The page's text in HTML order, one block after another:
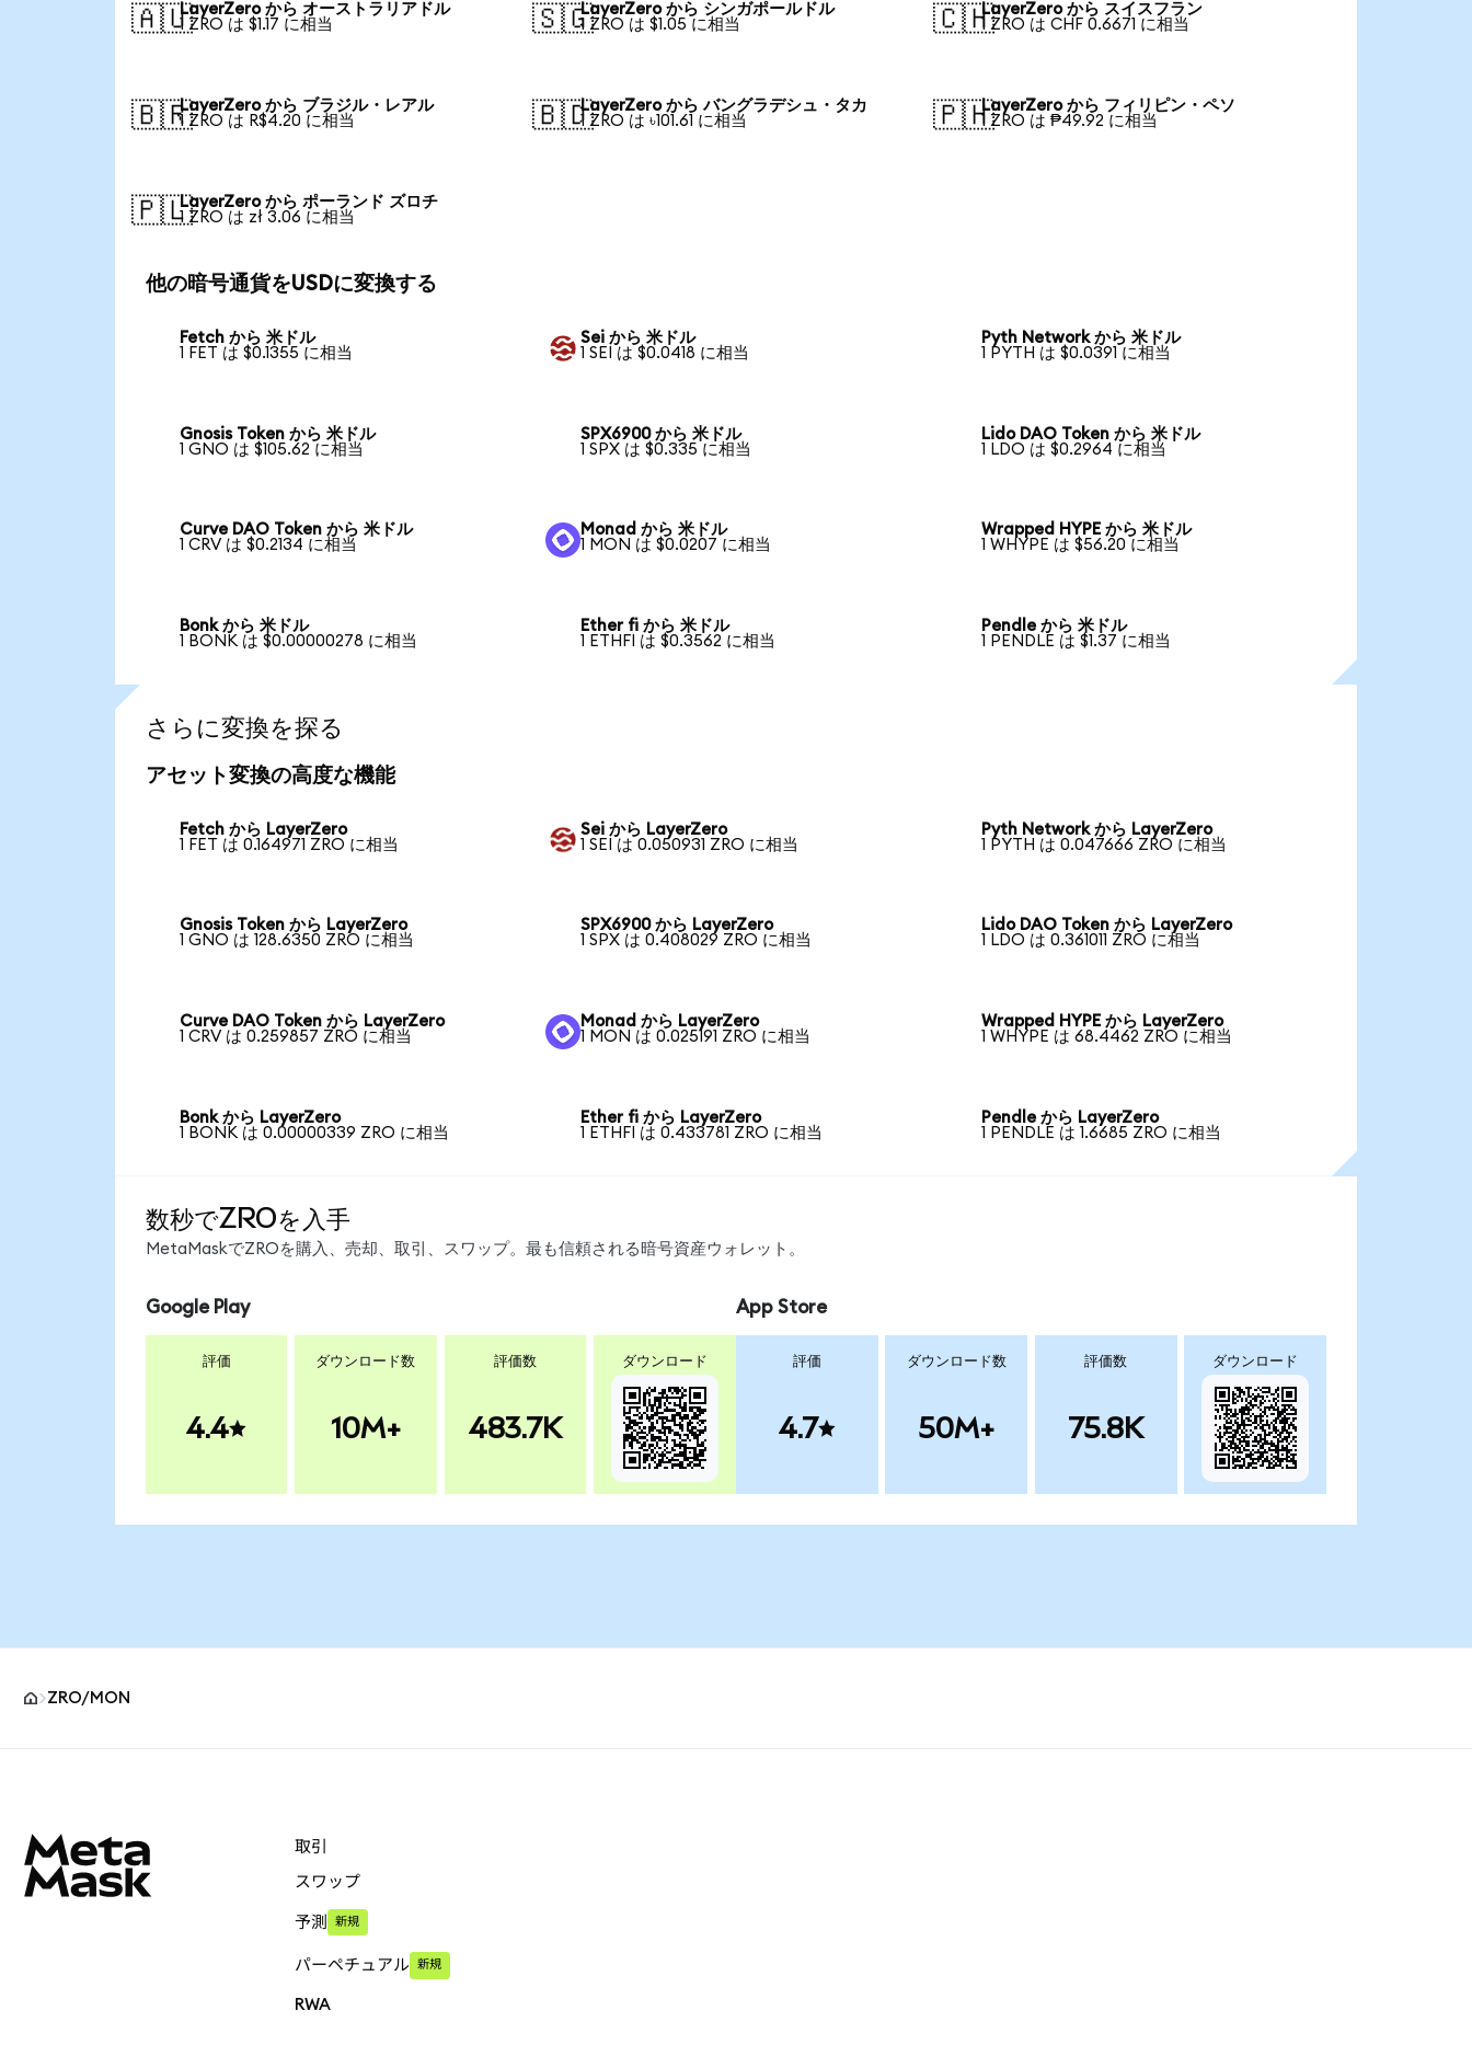
🇦🇺LayerZero から オーストラリアドル
1 ZRO は $1.17 に相当
🇸🇬LayerZero から シンガポールドル
1 ZRO は $1.05 に相当
🇨🇭LayerZero から スイスフラン
1 ZRO は CHF 0.6671 に相当
🇧🇷LayerZero から ブラジル・レアル
1 ZRO は R$4.20 に相当
🇧🇩LayerZero から バングラデシュ・タカ
1 ZRO は ৳101.61 に相当
🇵🇭LayerZero から フィリピン・ペソ
1 ZRO は ₱49.92 に相当
🇵🇱LayerZero から ポーランド ズロチ
1 ZRO は zł 3.06 に相当
他の暗号通貨をUSDに変換する
Fetch から 米ドル
1 FET は $0.1355 に相当
Sei から 米ドル
1 SEI は $0.0418 に相当
Pyth Network から 米ドル
1 PYTH は $0.0391 に相当
Gnosis Token から 米ドル
1 GNO は $105.62 に相当
SPX6900 から 米ドル
1 SPX は $0.335 に相当
Lido DAO Token から 米ドル
1 LDO は $0.2964 に相当
Curve DAO Token から 米ドル
1 CRV は $0.2134 に相当
Monad から 米ドル
1 MON は $0.0207 に相当
Wrapped HYPE から 米ドル
1 WHYPE は $56.20 に相当
Bonk から 米ドル
1 BONK は $0.00000278 に相当
Ether fi から 米ドル
1 ETHFI は $0.3562 に相当
Pendle から 米ドル
1 PENDLE は $1.37 に相当
さらに変換を探る
アセット変換の高度な機能
Fetch から LayerZero
1 FET は 0.164971 ZRO に相当
Sei から LayerZero
1 SEI は 0.050931 ZRO に相当
Pyth Network から LayerZero
1 PYTH は 0.047666 ZRO に相当
Gnosis Token から LayerZero
1 GNO は 128.6350 ZRO に相当
SPX6900 から LayerZero
1 SPX は 0.408029 ZRO に相当
Lido DAO Token から LayerZero
1 LDO は 0.361011 ZRO に相当
Curve DAO Token から LayerZero
1 CRV は 0.259857 ZRO に相当
Monad から LayerZero
1 MON は 0.025191 ZRO に相当
Wrapped HYPE から LayerZero
1 WHYPE は 68.4462 ZRO に相当
Bonk から LayerZero
1 BONK は 0.00000339 ZRO に相当
Ether fi から LayerZero
1 ETHFI は 0.433781 ZRO に相当
Pendle から LayerZero
1 PENDLE は 1.6685 ZRO に相当
数秒でZROを入手
MetaMaskでZROを購入、売却、取引、スワップ。最も信頼される暗号資産ウォレット。
Google Play
評価
4.4
ダウンロード数
10M+
評価数
483.7K
ダウンロード
App Store
評価
4.7
ダウンロード数
50M+
評価数
75.8K
ダウンロード
ZRO/MON
取引
スワップ
予測 新規
パーペチュアル 新規
RWA